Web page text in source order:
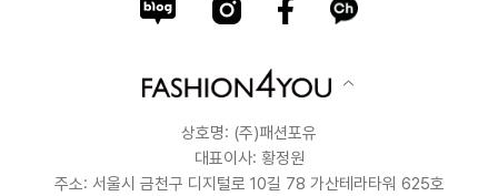
상호명: (주)패션포유
대표이사: 황정원
주소: 서울시 금천구 디지털로 10길 78 가산테라타워 625호